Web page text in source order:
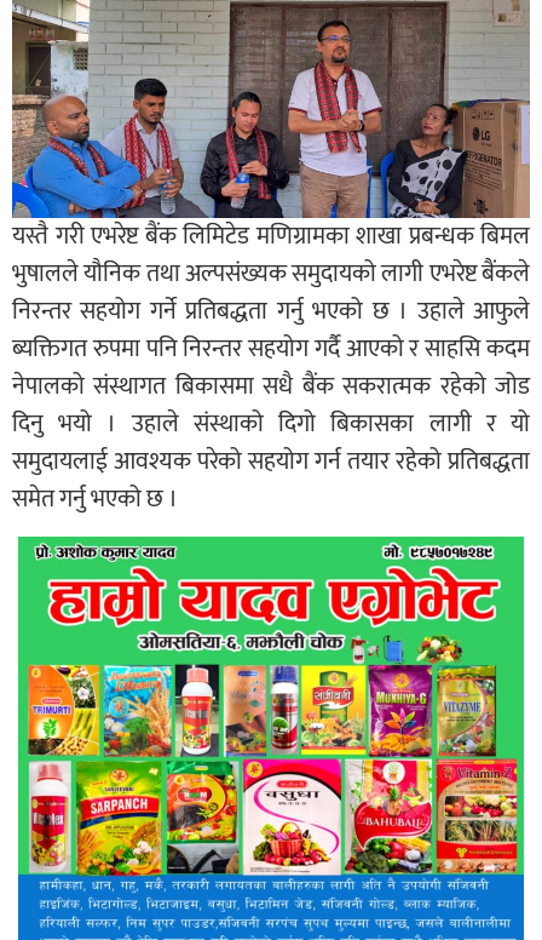
यस्तै गरी एभरेष्ट बैंक लिमिटेड मणिग्रामका शाखा प्रबन्धक बिमल
भुषालले यौनिक तथा अल्पसंख्यक समुदायको लागी एभरेष्ट बैंकले
निरन्तर सहयोग गर्ने प्रतिबद्धता गर्नु भएको छ । उहाले आफुले
ब्यक्तिगत रुपमा पनि निरन्तर सहयोग गर्दै आएको र साहसि कदम
नेपालको संस्थागत बिकासमा सधै बैंक सकरात्मक रहेको जोड
दिनु भयो । उहाले संस्थाको दिगो बिकासका लागी र यो
समुदायलाई आवश्यक परेको सहयोग गर्न तयार रहेको प्रतिबद्धता
समेत गर्नु भएको छ ।